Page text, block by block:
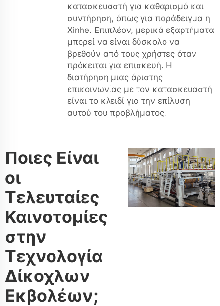
κατασκευαστή για καθαρισμό και
συντήρηση, όπως για παράδειγμα η
Xinhe. Επιπλέον, μερικά εξαρτήματα
μπορεί να είναι δύσκολο να
βρεθούν από τους χρήστες όταν
πρόκειται για επισκευή. Η
διατήρηση μιας άριστης
επικοινωνίας με τον κατασκευαστή
είναι το κλειδί για την επίλυση
αυτού του προβλήματος.
Ποιες Είναι
οι
Τελευταίες
Καινοτομίες
στην
Τεχνολογία
Δίκοχλων
Εκβολέων;